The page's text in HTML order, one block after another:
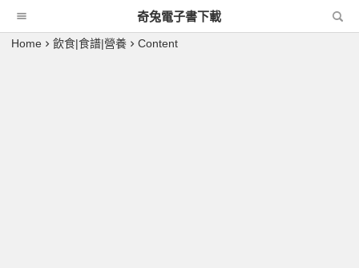
奇兔電子書下載
Home 飲食|食譜|營養 Content